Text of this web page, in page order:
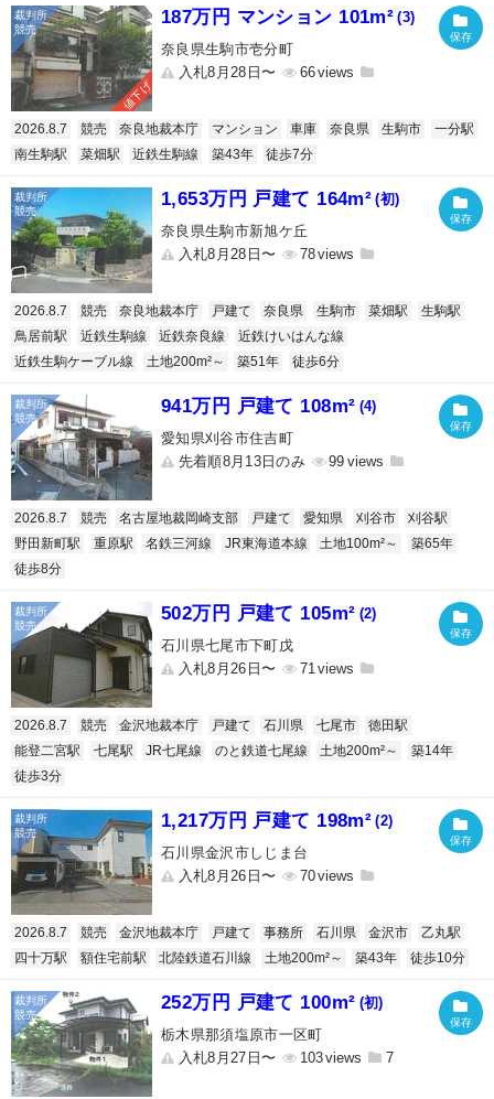
値下げ
187万円 マンション 101m² (3)
奈良県生駒市壱分町
入札8月28日〜
66
2026.8.7 競売 奈良地裁本庁 マンション 車庫 奈良県 生駒市
一分駅
南生駒駅
菜畑駅 近鉄生駒線 築43年 徒歩7分
1,653万円 戸建て 164m² (初)
奈良県生駒市新旭ケ丘
入札8月28日〜
78
2026.8.7 競売 奈良地裁本庁 戸建て 奈良県 生駒市 菜畑駅
生駒駅
鳥居前駅
近鉄生駒線 近鉄奈良線
近鉄けいはんな線
近鉄生駒ケーブル線
土地200m²～ 築51年 徒歩6分
941万円 戸建て 108m² (4)
愛知県刈谷市住吉町
先着順8月13日のみ
99
2026.8.7 競売 名古屋地裁岡崎支部 戸建て 愛知県 刈谷市
刈谷駅
野田新町駅
重原駅 名鉄三河線 JR東海道本線 土地100m²～
築65年
徒歩8分
502万円 戸建て 105m² (2)
石川県七尾市下町戊
入札8月26日〜
71
2026.8.7 競売 金沢地裁本庁 戸建て 石川県 七尾市
徳田駅
能登二宮駅
七尾駅 JR七尾線 のと鉄道七尾線 土地200m²～
築14年
徒歩3分
1,217万円 戸建て 198m² (2)
石川県金沢市しじま台
入札8月26日〜
70
2026.8.7 競売 金沢地裁本庁 戸建て 事務所 石川県 金沢市
乙丸駅
四十万駅
額住宅前駅 北陸鉄道石川線 土地200m²～ 築43年 徒歩10分
252万円 戸建て 100m² (初)
栃木県那須塩原市一区町
入札8月27日〜
103 7